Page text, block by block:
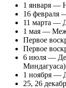
1 января —
16 февраля
11 марта —
1 мая —
Первое
Первое
6 июля —
1 ноября —
25, 26